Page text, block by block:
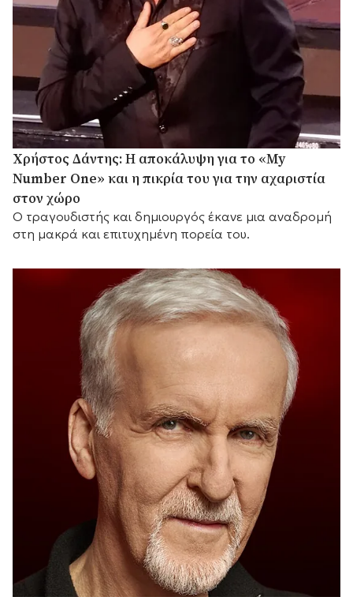
Χρήστος Δάντης: Η αποκάλυψη για το «My
Number One» και η πικρία του για την αχαριστία
στον χώρο
Ο τραγουδιστής και δημιουργός έκανε μια αναδρομή
στη μακρά και επιτυχημένη πορεία του.